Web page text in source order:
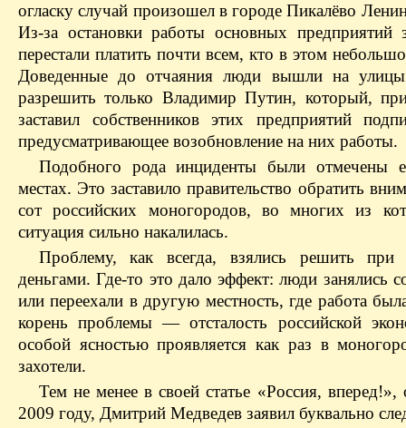
огласку случай произошел в городе Пикалёво
Из-за остановки работы основных предприятий
перестали платить почти всем, кто в этом
Доведенные до отчаяния люди вышли на
разрешить только Владимир Путин, который,
заставил собственников этих предприятий
предусматривающее возобновление на них работы.
Подобного рода инциденты были отмечены
местах. Это заставило правительство обратить
сот российских моногородов, во многих из
ситуация сильно накалилась.
Проблему, как всегда, взялись решить
деньгами. Где-то это дало эффект: люди занялись
или переехали в другую местность, где работа
корень проблемы — отсталость российской
особой ясностью проявляется как раз в
захотели.
Тем не менее в своей статье «Россия, вперед!»,
2009 году, Дмитрий Медведев заявил буквально